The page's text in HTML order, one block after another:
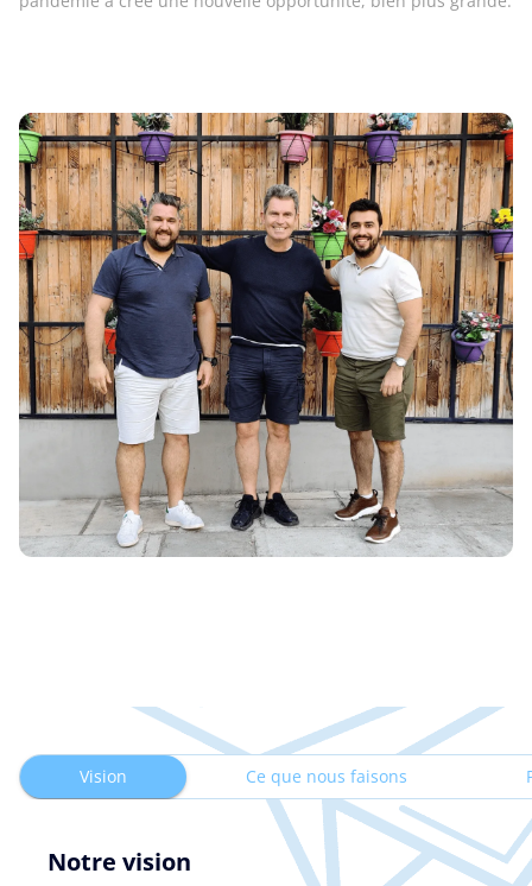
Vision Ce que nous faisons
Notre vision